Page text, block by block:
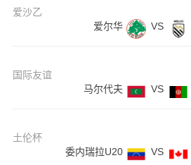
爱沙乙
爱尔华
VS
国际友谊
马尔代夫
VS
土伦杯
委内瑞拉U20
VS